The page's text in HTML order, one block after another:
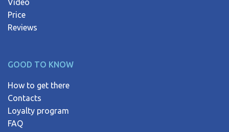
Video
Price
Reviews
GOOD TO KNOW
How to get there
Contacts
Loyalty program
FAQ